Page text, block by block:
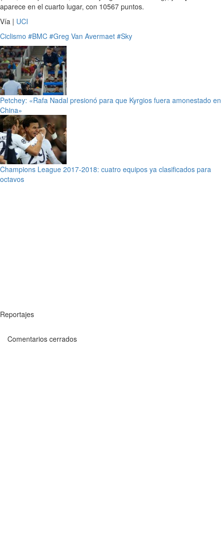
aparece en el cuarto lugar, con 10567 puntos.
Vía | UCI
Ciclismo #BMC #Greg Van Avermaet #Sky
Petchey: «Rafa Nadal presionó para que Kyrgios fuera amonestado en
China»
Champions League 2017-2018: cuatro equipos ya clasificados para
octavos
Reportajes
Comentarios cerrados